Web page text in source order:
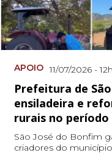
APOIO 11/07/2026 -
Prefeitura de
ensiladeira e
rurais no
São José do Bonfim
criadores do município